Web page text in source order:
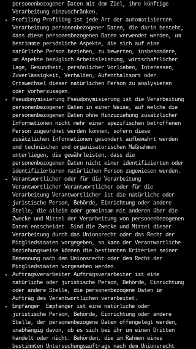
personenbezogener Daten mit dem Ziel, ihre künftige
Verarbeitung einzuschränken.
Profiling Profiling ist jede Art der automatisierten
Verarbeitung personenbezogener Daten, die darin besteht,
dass diese personenbezogenen Daten verwendet werden, um
bestimmte persönliche Aspekte, die sich auf eine
natürliche Person beziehen, zu bewerten, insbesondere,
um Aspekte bezüglich Arbeitsleistung, wirtschaftlicher
Lage, Gesundheit, persönlicher Vorlieben, Interessen,
Zuverlässigkeit, Verhalten, Aufenthaltsort oder
Ortswechsel dieser natürlichen Person zu analysieren
oder vorherzusagen.
Pseudonymisierung Pseudonymisierung ist die Verarbeitung
personenbezogener Daten in einer Weise, auf welche die
personenbezogenen Daten ohne Hinzuziehung zusätzlicher
Informationen nicht mehr einer spezifischen betroffenen
Person zugeordnet werden können, sofern diese
zusätzlichen Informationen gesondert aufbewahrt werden
und technischen und organisatorischen Maßnahmen
unterliegen, die gewährleisten, dass die
personenbezogenen Daten nicht einer identifizierten oder
identifizierbaren natürlichen Person zugewiesen werden.
Verantwortlicher oder für die Verarbeitung
Verantwortlicher Verantwortlicher oder für die
Verarbeitung Verantwortlicher ist die natürliche oder
juristische Person, Behörde, Einrichtung oder andere
Stelle, die allein oder gemeinsam mit anderen über die
Zwecke und Mittel der Verarbeitung von personenbezogenen
Daten entscheidet. Sind die Zwecke und Mittel dieser
Verarbeitung durch das Unionsrecht oder das Recht der
Mitgliedstaaten vorgegeben, so kann der Verantwortliche
beziehungsweise können die bestimmten Kriterien seiner
Benennung nach dem Unionsrecht oder dem Recht der
Mitgliedstaaten vorgesehen werden.
Auftragsverarbeiter Auftragsverarbeiter ist eine
natürliche oder juristische Person, Behörde, Einrichtung
oder andere Stelle, die personenbezogene Daten im
Auftrag des Verantwortlichen verarbeitet.
Empfänger Empfänger ist eine natürliche oder
juristische Person, Behörde, Einrichtung oder andere
Stelle, der personenbezogene Daten offengelegt werden,
unabhängig davon, ob es sich bei ihr um einen Dritten
handelt oder nicht. Behörden, die im Rahmen eines
bestimmten Untersuchungsauftrags nach dem Unionsrecht